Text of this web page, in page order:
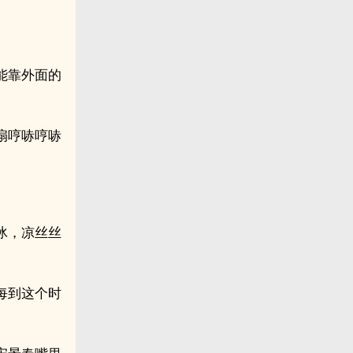
靠外面的
哼哧哼哧
，凉丝丝
到这个时